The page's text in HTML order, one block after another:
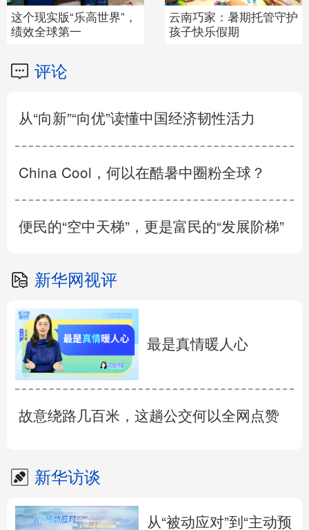
江西万载：打造“15分钟
健身圈”
黄河壶口瀑布金瀑奔涌
评论
从“向新”“向优”读懂中国经济韧性活力
China Cool，何以在酷暑中圈粉全球？
便民的“空中天梯”，更是富民的“发展阶梯”
新华网视评
最是真情暖人心
故意绕路几百米，这趟公交何以全网点赞
新华访谈
从“被动应对”到“主动预